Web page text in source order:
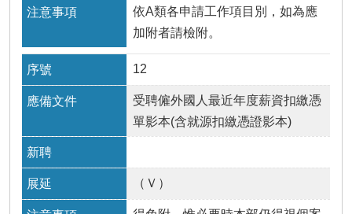
依A類各申請工作項目別，如為應
加附者請檢附。
12
受聘僱外國人最近年度薪資扣繳憑
單影本(含就源扣繳憑證影本)
（Ｖ）